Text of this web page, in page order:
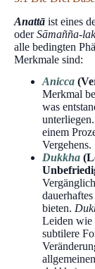
Anattā ist eines
oderSāmañña-
alle bedingten
Merkmale sind:
Anicca
Merkmal
was
einem
Vergehens.
Dukkha
bieten.
Leiden wie
subtilere